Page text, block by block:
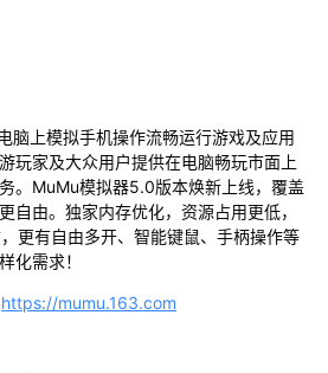
脑上模拟手机操作流畅运行游戏及应用
玩家及大众用户提供在电脑畅玩市面上
。MuMu模拟器5.0版本焕新上线，覆盖
自由。独家内存优化，资源占用更低，
更有自由多开、智能键鼠、手柄操作等
化需求！
https://mumu.163.com